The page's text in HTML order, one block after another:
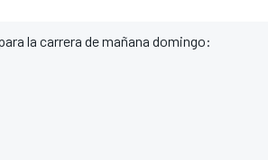
la carrera de mañana domingo: